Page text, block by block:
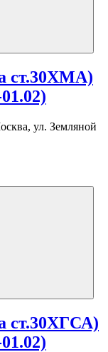
ст.30ХМА)
ул. Земляной
ст.30ХГСА)